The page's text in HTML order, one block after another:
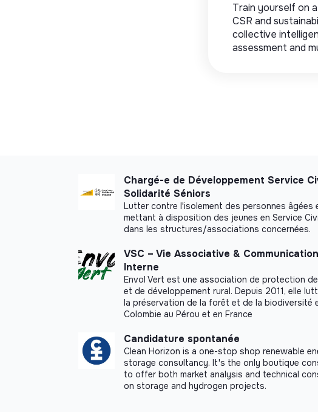
Train yourself on
CSR and
collective
assessment and
Chargé-e de Développement Service
Solidarité Séniors
Lutter contre l'isolement des personnes âgées
mettant à disposition des jeunes en Service
dans les structures/associations concernées.
VSC – Vie Associative & Communication
Interne
Envol Vert est une association de protection
et de développement rural. Depuis 2011, elle
la préservation de la forêt et de la biodiversité
Colombie au Pérou et en France
Candidature spontanée
Clean Horizon is a one-stop shop renewable
storage consultancy. It's the only boutique
to offer both market analysis and technical
on storage and hydrogen projects.